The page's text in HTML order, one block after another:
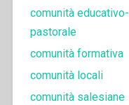
comunità educativo-
pastorale
comunità formativa
comunità locali
comunità salesiane